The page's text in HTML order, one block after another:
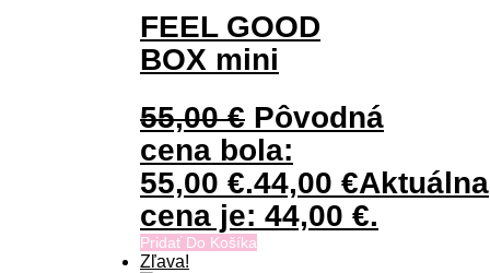
FEEL GOOD
BOX mini
55,00€ Pôvodná
cena bola:
55,00 €.44,00 €Aktuálna
cena je: 44,00 €.
Pridať Do Košíka
Zľava!